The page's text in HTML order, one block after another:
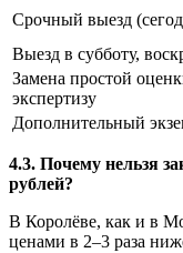
Срочный выезд
Выезд в субботу,
Замена простой
экспертизу
Дополнительный
4.3. Почему нельзя
рублей?
В Королёве, как и в
ценами в 2–3 раза